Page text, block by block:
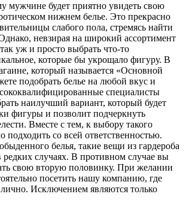
мужчине будет приятно увидеть свою
нижнем белье. Это прекрасно
слабого пола, стремясь найти
невзирая на широкий ассортимент
уж и просто выбрать что-то
которые бы укрощало фигуру. В
который называется «Основной
подобрать белье на любой вкус и
специалисты
наилучший вариант, который будет
фигуры и позволит подчеркнуть
Вместе с тем, к выбору такого
подходить со всей ответственностью.
белья, такие вещи из гардероба
случаях. В противном случае вы
свою вторую половинку. При желании
посетить нашу компанию, где
Исключением являются только